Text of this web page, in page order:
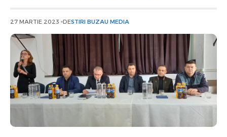
27 MARTIE 2023 DESTIRI BUZAU MEDIA